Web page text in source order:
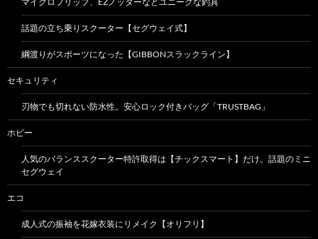
話題の立ち乗りスクーター【セグウェイ式】
綱渡りがスポーツになった【GIBBONスラックライン】
セキュリティ
刃物でも切れない防水性。安心ロック付きバッグ「TRUSTBAG」
ホビー
人気のバランススクーター特許取得は【チックスマート】だけ。話題のミニ
セグウェイ
エコ
成人式の振袖を花嫁衣装にリメイク【オリフリ】